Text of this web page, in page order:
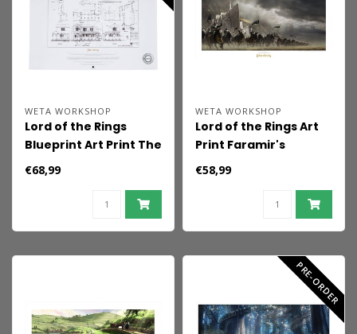
WETA WORKSHOP
Lord of the Rings
Blueprint Art Print The
Courtyard of Minas
Tirith 59 x 42 cm
€68,99
WETA WORKSHOP
Lord of the Rings Art
Print Faramir's
Charge 59 x 30 cm
€58,99
PRE-ORDER